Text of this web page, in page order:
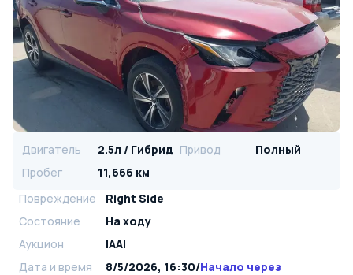
Двигатель 2.5л / Гибрид Привод
Полный
Пробег
11,666 км
Повреждение
Right Side
Состояние
На ходу
Аукцион
IAAI
Дата и время
8/5/2026, 16:30/Начало через